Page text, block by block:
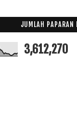
JUMLAH PAPARAN
3,612,270